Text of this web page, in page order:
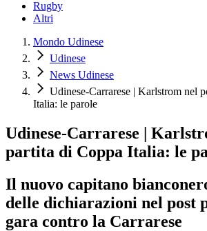
Rugby
Altri
Mondo Udinese
Udinese
News Udinese
Udinese-Carrarese | Karlstrom nel
Italia: le parole
Udinese-Carrarese |
partita di Coppa Italia: le
Il nuovo capitano
delle dichiarazioni nel post
gara contro la Carrarese